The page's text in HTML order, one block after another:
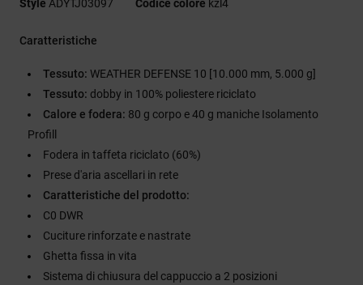
Style ADYTJ03097 Codice colore kzl4
Caratteristiche
Tessuto: WEATHER DEFENSE 10 [10.000 mm, 5.000 g]
Tessuto: dobby in 100% poliestere riciclato
Calore e fodera: 80 g corpo e 40 g maniche Isolamento
Profill
Fodera in taffeta riciclato (60%)
Prese d'aria ascellari in rete
Caratteristiche del prodotto:
C0 DWR
Cuciture rinforzate e nastrate
Ghetta fissa in vita
Sistema di chiusura del cappuccio a 2 posizioni